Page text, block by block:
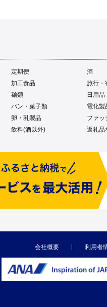
定期便
酒
加工食品
旅行・
麺類
日用品
パン・菓子類
電化製
卵・乳製品
ファッ
飲料(酒以外) 返礼品
会社概要 利用者